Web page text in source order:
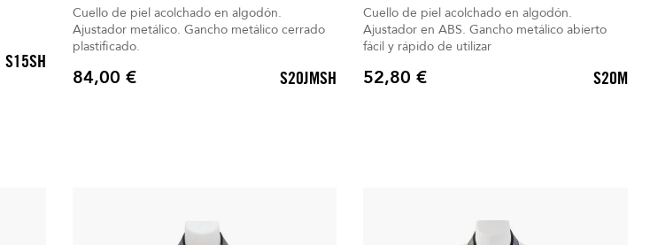
S15SH
Cuello de piel acolchado en algodón.
Ajustador metálico. Gancho metálico cerrado
plastificado.
Precio
84,00 € S20JMSH
Cuello de piel acolchado en algodón.
Ajustador en ABS. Gancho metálico abierto
fácil y rápido de utilizar
Precio
52,80 € S20M